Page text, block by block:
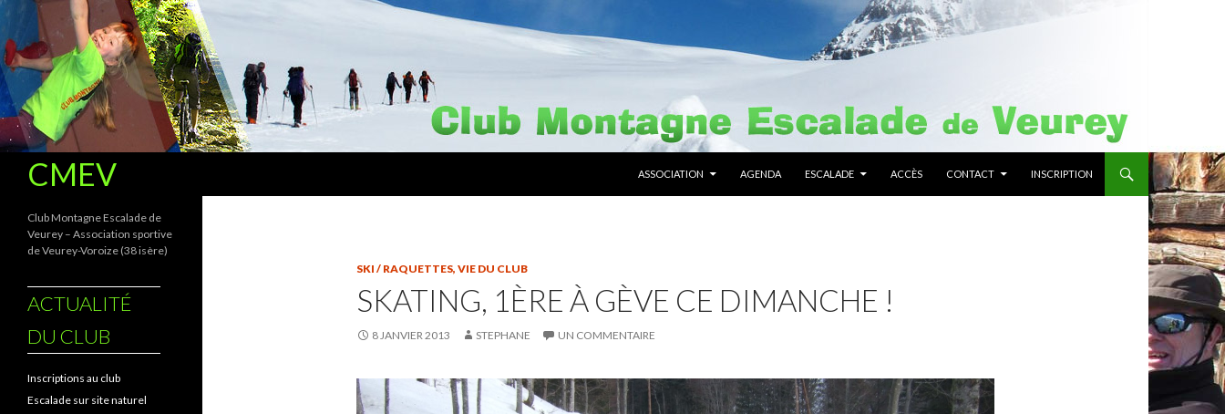
CMEV
Recherche
ASSOCIATION
AGENDA ESCALADE ACCÈS CONTACT INSCRIPTION
SKI / RAQUETTES, VIE DU CLUB
SKATING, 1ÈRE À GÈVE CE DIMANCHE !
8 JANVIER 2013 STEPHANE UN COMMENTAIRE
Club Montagne Escalade de
Veurey – Association sportive
de Veurey-Voroize (38 isère)
ACTUALITÉ
DU CLUB
Inscriptions au club
Escalade sur site naturel